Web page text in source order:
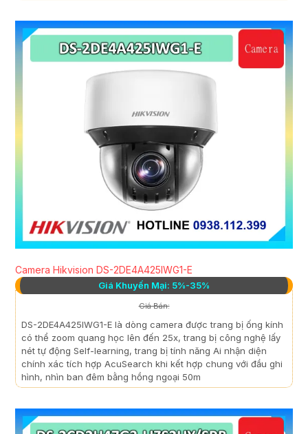
Camera Hikvision DS-2DE4A425IWG1-E
Giá Khuyến Mại: 5%-35%
Giá Bán:
DS-2DE4A425IWG1-E là dòng camera được trang bị ống kính
có thể zoom quang học lên đến 25x, trang bị công nghệ lấy
nét tự động Self-learning, trang bị tính năng Ai nhận diện
chính xác tích hợp AcuSearch khi kết hợp chung với đầu ghi
hình, nhìn ban đêm bằng hồng ngoại 50m